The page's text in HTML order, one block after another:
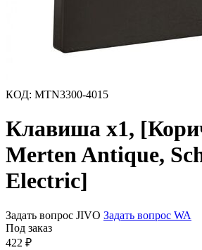
КОД: MTN3300-4015
Клавиша х1,
Merten Antique,
Electric]
Задать вопрос JIVO Задать вопрос WA
Под заказ
422 ₽